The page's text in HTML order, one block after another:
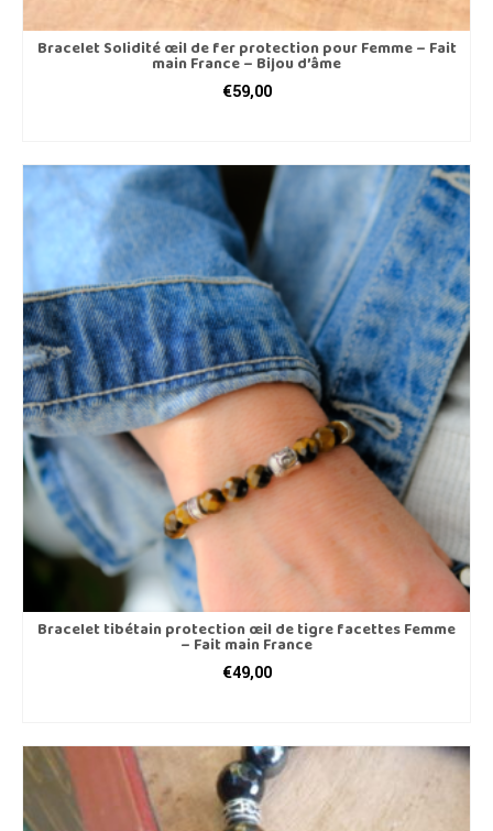
Bracelet Solidité œil de fer protection pour Femme – Fait
main France – Bijou d’âme
€59,00
produit
plusieurs
variations.
Les
options
peuvent
être
choisies
sur
la
produit
Bracelet tibétain protection œil de tigre facettes Femme
– Fait main France
€49,00
produit
a
plusieurs
variations.